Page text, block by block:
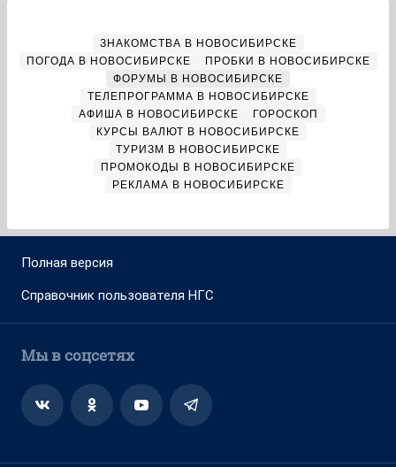
ЗНАКОМСТВА В НОВОСИБИРСКЕ
ПОГОДА В НОВОСИБИРСКЕ
ПРОБКИ В НОВОСИБИРСКЕ
ФОРУМЫ В НОВОСИБИРСКЕ
ТЕЛЕПРОГРАММА В НОВОСИБИРСКЕ
АФИША В НОВОСИБИРСКЕ
ГОРОСКОП
КУРСЫ ВАЛЮТ В НОВОСИБИРСКЕ
ТУРИЗМ В НОВОСИБИРСКЕ
ПРОМОКОДЫ В НОВОСИБИРСКЕ
РЕКЛАМА В НОВОСИБИРСКЕ
Полная версия
Справочник пользователя НГС
Мы в соцсетях